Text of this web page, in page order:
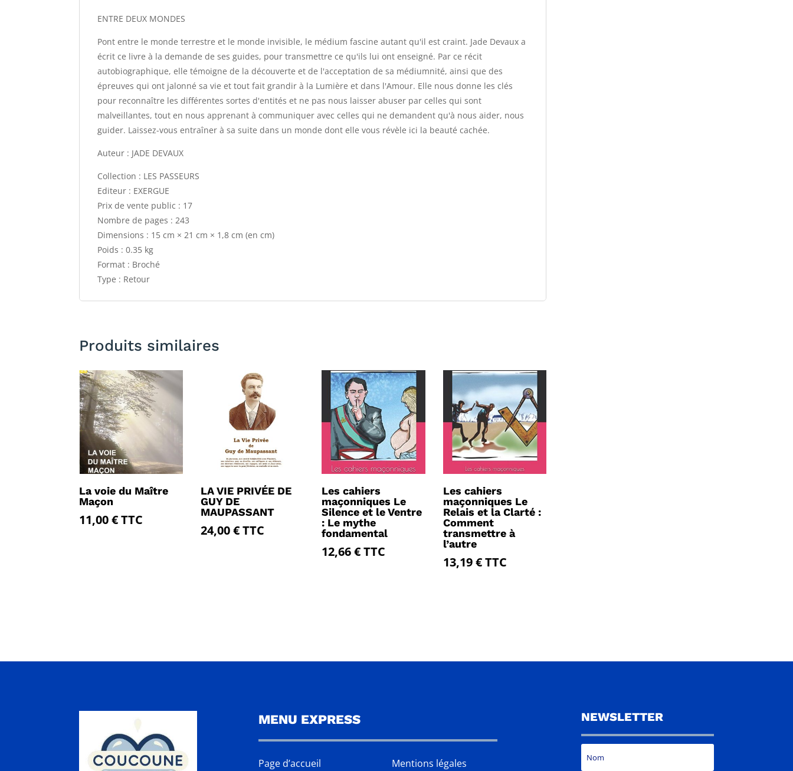
ENTRE DEUX MONDES
Pont entre le monde terrestre et le monde invisible, le médium fascine autant qu'il est craint. Jade Devaux a
écrit ce livre à la demande de ses guides, pour transmettre ce qu'ils lui ont enseigné. Par ce récit
autobiographique, elle témoigne de la découverte et de l'acceptation de sa médiumnité, ainsi que des
épreuves qui ont jalonné sa vie et tout fait grandir à la Lumière et dans l'Amour. Elle nous donne les clés
pour reconnaître les différentes sortes d'entités et ne pas nous laisser abuser par celles qui sont
malveillantes, tout en nous apprenant à communiquer avec celles qui ne demandent qu'à nous aider, nous
guider. Laissez-vous entraîner à sa suite dans un monde dont elle vous révèle ici la beauté cachée.
Auteur : JADE DEVAUX
Collection : LES PASSEURS
Editeur : EXERGUE
Prix de vente public : 17
Nombre de pages : 243
Dimensions : 15 cm × 21 cm × 1,8 cm (en cm)
Poids : 0.35 kg
Format : Broché
Type : Retour
Produits similaires
La voie du Maître
Maçon
11,00€ TTC
LA VIE PRIVÉE DE
GUY DE
MAUPASSANT
24,00€TTC
Les cahiers
maçonniques Le
Silence et le Ventre
: Le mythe
fondamental
12,66€TTC
Les cahiers
maçonniques Le
Relais et la Clarté :
Comment
transmettre à
l’autre
13,19€TTC
MENU EXPRESS
Page d’accueil Mentions légales
NEWSLETTER